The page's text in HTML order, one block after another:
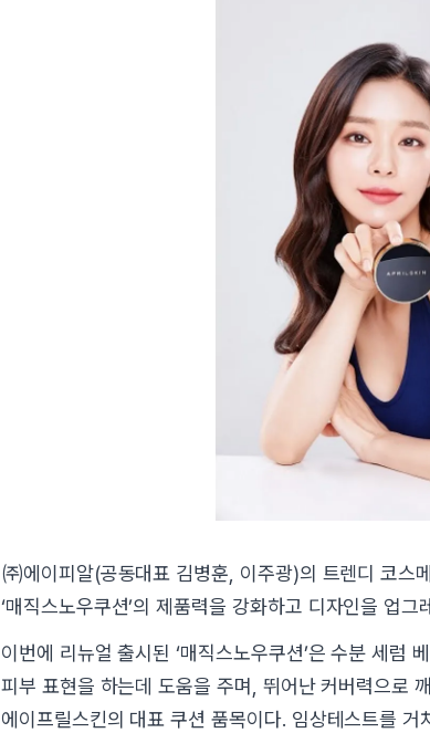
㈜에이피알(공동대표 김병훈, 이주광)의 트렌디 코스
‘매직스노우쿠션’의 제품력을 강화하고 디자인을 업
이번에 리뉴얼 출시된 ‘매직스노우쿠션’은 수분 세럼
피부 표현을 하는데 도움을 주며, 뛰어난 커버력으로
에이프릴스킨의 대표 쿠션 품목이다. 임상테스트를